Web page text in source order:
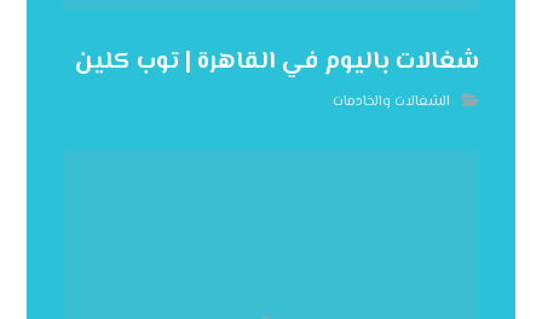
شغالات باليوم في القاهرة | توب كلين
الشغالات والخادمات